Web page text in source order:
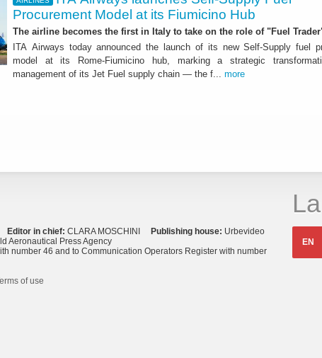
Procurement Model at its Fiumicino Hub
The airline becomes the first in Italy to take on the role of "Fuel
ITA Airways today announced the launch of its new Self-Supply fuel
model at its Rome-Fiumicino hub, marking a strategic
management of its Jet Fuel supply chain — the f... more
Editor in chief: CLARA MOSCHINI Publishing house: Urbevideo
Aeronautical Press Agency
number 46 and to Communication Operators Register with number
of use
EN